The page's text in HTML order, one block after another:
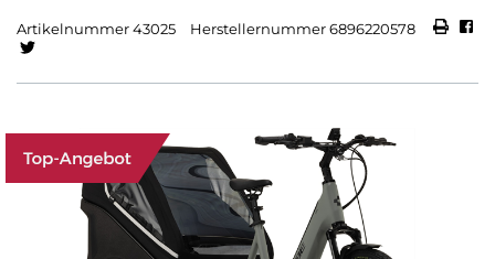
Artikelnummer 43025 Herstellernummer 6896220578